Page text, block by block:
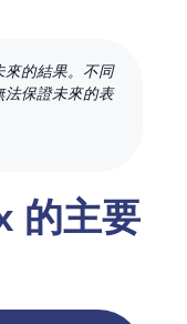
來的結果。不同
法保證未來的表
的主要